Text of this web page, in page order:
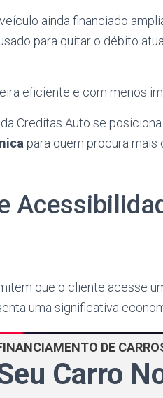
ainda financiado
para quitar o débito
eficiente e com menos
Creditas Auto se
para quem procura mais
que o cliente acesse
uma significativa
DE
Carro